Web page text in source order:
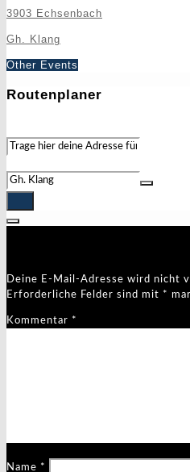
3903 Echsenbach
Gh. Klang
Other Events
Routenplaner
Deine E-Mail-Adresse wird nicht
Erforderliche Felder sind mit *
Kommentar *
Name *